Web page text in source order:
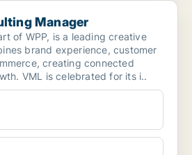
Manager
of WPP, is a leading creative
brand experience, customer
creating connected
VML is celebrated for its i..